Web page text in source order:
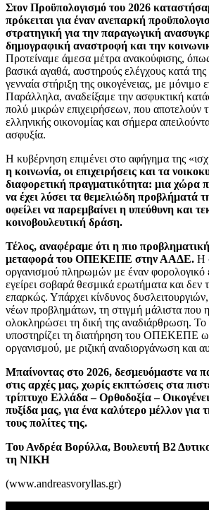
Στον Προϋπολογισμό του 2026
πρόκειται για έναν ανεπαρκή
στρατηγική για την παραγωγική
δημογραφική αναστροφή και την
Προτείναμε άμεσα μέτρα ανακούφισης,
βασικά αγαθά, αυστηρούς ελέγχους κατά της
γενναία στήριξη της οικογένειας, με μόνιμο
Παράλληλα, αναδείξαμε την ασφυκτική
πολύ μικρών επιχειρήσεων, που αποτελούν
ελληνικής οικονομίας και σήμερα
ασφυξία.
Η κυβέρνηση επιμένει στο αφήγημα της
η κοινωνία, οι επιχειρήσεις και τα
διαφορετική πραγματικότητα: μια χώρα
να έχει λύσει τα θεμελιώδη προβλήματά
οφείλει να παρεμβαίνει η υπεύθυνη και
κοινοβουλευτική δράση.
Τέλος, αναφέραμε ότι η πιο
μεταφορά του ΟΠΕΚΕΠΕ στην ΑΑΔΕ. Η
οργανισμού πληρωμών με έναν φορολογικό
εγείρει σοβαρά θεσμικά ερωτήματα και δεν
επαρκώς. Υπάρχει κίνδυνος
νέων προβλημάτων, τη στιγμή μάλιστα που
ολοκληρώσει τη δική της αναδιάρθρωση.
υποστηρίζει τη διατήρηση του ΟΠΕΚΕΠΕ
οργανισμού, με ριζική αναδιοργάνωση και
Μπαίνοντας στο 2026, δεσμευόμαστε να
στις αρχές μας, χωρίς εκπτώσεις στα
τρίπτυχο Ελλάδα – Ορθοδοξία –
πυξίδα μας, για ένα καλύτερο μέλλον για
τους πολίτες της.
Του Ανδρέα Βορύλλα, Βουλευτή Β2
τη ΝΙΚΗ
(www.andreasvoryllas.gr)